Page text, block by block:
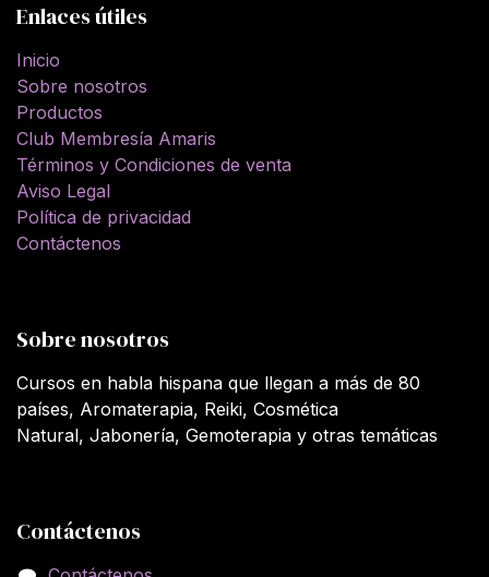
Enlaces útiles
Inicio
Sobre nosotros
Productos
Club Membresía Amaris
Términos y Condiciones de venta
Aviso Legal
Política de privacidad
Contáctenos
Sobre nosotros
Cursos en habla hispana que llegan a más de 80
países, Aromaterapia, Reiki, Cosmética
Natural, Jabonería, Gemoterapia y otras temáticas
Contáctenos